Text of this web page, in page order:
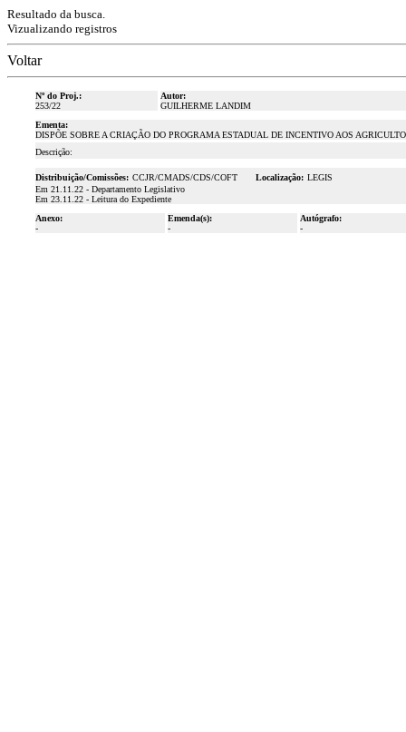
Resultado da busca.
Vizualizando registros
Voltar
Nº do Proj.:
253/22
Autor:
GUILHERME LANDIM
Ementa:
DISPÕE SOBRE A CRIAÇÃO DO PROGRAMA ESTADUAL DE INCENTIVO AOS
Descrição:
Distribuição/Comissões: CCJR/CMADS/CDS/COFT Localização: LEGIS
Em 21.11.22 - Departamento Legislativo
Em 23.11.22 - Leitura do Expediente
Anexo:
-
Emenda(s):
-
Autógrafo:
-